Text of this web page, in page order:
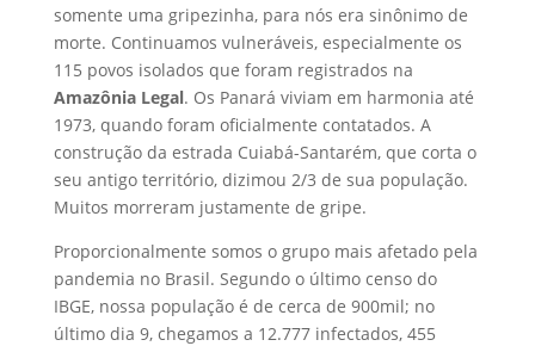
somente uma gripezinha, para nós era sinônimo de
morte. Continuamos vulneráveis, especialmente os
115 povos isolados que foram registrados na
Amazônia Legal. Os Panará viviam em harmonia até
1973, quando foram oficialmente contatados. A
construção da estrada Cuiabá-Santarém, que corta o
seu antigo território, dizimou 2/3 de sua população.
Muitos morreram justamente de gripe.
Proporcionalmente somos o grupo mais afetado pela
pandemia no Brasil. Segundo o último censo do
IBGE, nossa população é de cerca de 900mil; no
último dia 9, chegamos a 12.777 infectados, 455